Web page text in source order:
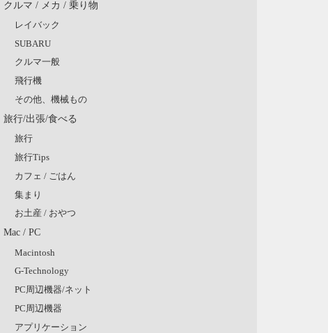
クルマ / メカ / 乗り物
レイバック
SUBARU
クルマ一般
飛行機
その他、機械もの
旅行/出張/食べる
旅行
旅行Tips
カフェ / ごはん
集まり
お土産 / おやつ
Mac / PC
Macintosh
G-Technology
PC周辺機器/ネット
PC周辺機器
アプリケーション